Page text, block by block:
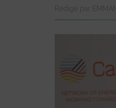
Rédigé par